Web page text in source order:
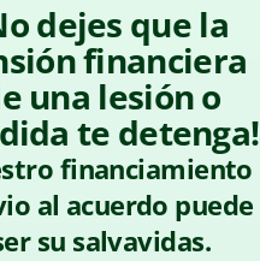
dejes que la
financiera
una lesión o
te detenga!
financiamiento
al acuerdo puede
su salvavidas.